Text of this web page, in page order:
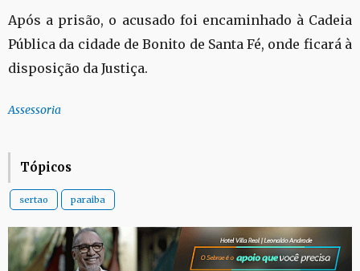
Após a prisão, o acusado foi encaminhado à Cadeia
Pública da cidade de Bonito de Santa Fé, onde ficará à
disposição da Justiça.
Assessoria
Tópicos
sertao paraiba